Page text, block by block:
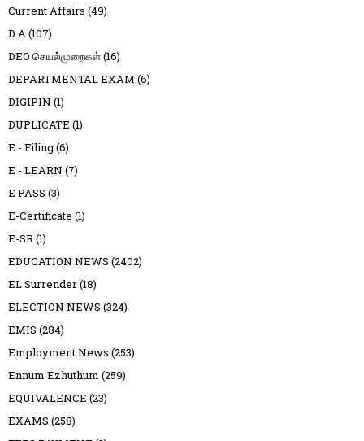
Current Affairs (49)
D A(107)
DEO செயல்முறைகள்(16)
DEPARTMENTAL EXAM (6)
DIGIPIN (1)
DUPLICATE (1)
E - Filing(6)
E - LEARN (7)
E PASS (3)
E-Certificate (1)
E-SR(1)
EDUCATION NEWS (2402)
EL Surrender(18)
ELECTION NEWS (324)
EMIS (284)
Employment News (253)
Ennum Ezhuthum (259)
EQUIVALENCE (23)
EXAMS (258)